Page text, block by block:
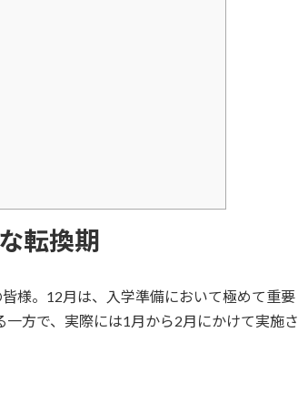
転換期
様。12月は、入学準備において極めて重要
方で、実際には1月から2月にかけて実施さ